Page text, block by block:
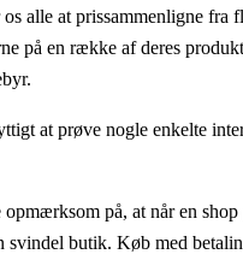
alle at prissammenligne fra
på en række af deres
at prøve nogle enkelte
på, at når en
svindel butik. Køb med